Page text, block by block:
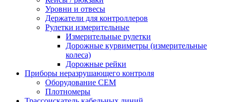
Уровни и отвесы
Держатели для контроллеров
Рулетки измерительные
Измерительные рулетки
Дорожные курвиметры (измерительные
колеса)
Дорожные рейки
Приборы неразрушающего контроля
Оборудование CEM
Плотномеры